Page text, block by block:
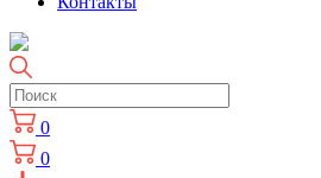
0
0